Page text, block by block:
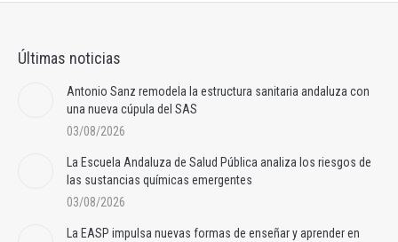
Últimas noticias
Antonio Sanz remodela la estructura sanitaria andaluza con
una nueva cúpula del SAS
03/08/2026
La Escuela Andaluza de Salud Pública analiza los riesgos de
las sustancias químicas emergentes
03/08/2026
La EASP impulsa nuevas formas de enseñar y aprender en